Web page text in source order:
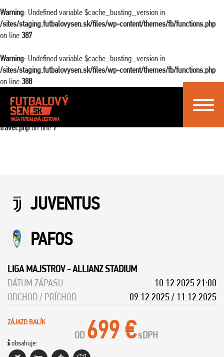
Warning: Undefined variable $cache_busting_version in
/sites/staging.futbalovysen.sk/files/wp-content/themes/fb/functions.php
on line 387
Warning: Undefined variable $cache_busting_version in
/sites/staging.futbalovysen.sk/files/wp-content/themes/fb/functions.php
on line 388
Toggle
Warning: Attempt to read property "ID" on false in
/sites/staging.futbalovysen.sk/files/wp-content/themes/fb/single-
travel.phpon line7
JUVENTUS
PAFOS
LIGA MAJSTROV-ALLIANZ STADIUM
DÁTUM ZÁPASU
10.12.2025 21:00
ODCHOD / PRÍCHOD
09.12.2025 / 11.12.2025
ZÁJAZD BALÍK
obsahuje:
OD 699 €sDPH